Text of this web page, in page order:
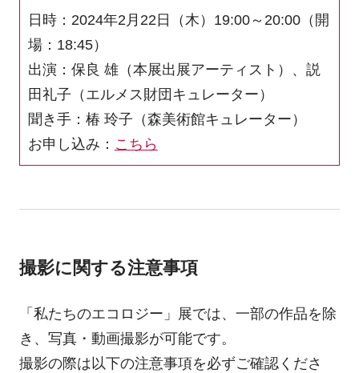
日時：2024年2月22日（木）19:00～20:00（開
場：18:45）
出演：保良 雄（本展出展アーティスト）、説
田礼子（エルメス財団キュレーター）
聞き手：椿 玲子（森美術館キュレーター）
お申し込み： こちら
撮影に関する注意事項
「私たちのエコロジー」展では、一部の作品を除
き、写真・動画撮影が可能です。
撮影の際は以下の注意事項を必ずご確認くださ